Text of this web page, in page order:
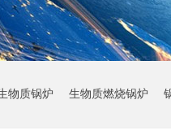
物质锅炉 生物质燃烧锅炉